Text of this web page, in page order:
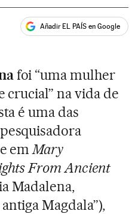
Añadir EL PAÍS en Google
foi “uma mulher
crucial” na vida de
é uma das
emMary
From Ancient
Madalena,
Magdala”),